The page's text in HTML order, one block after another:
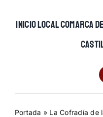
INICIOLOCALCOMARCA
Portada » La Cofradía de